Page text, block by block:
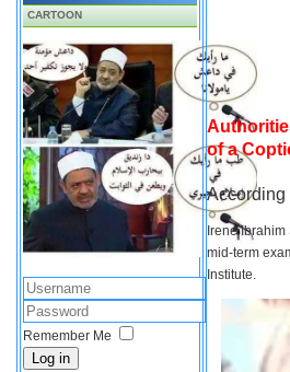
CARTOON
Remember Me
Log in
of a
According
Irene
mid-term
Institute.